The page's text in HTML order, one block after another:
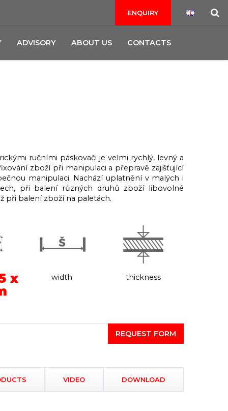
ENQUIRY
ADVISORY ABOUT US CONTACTS
ručními páskovači je velmi rychlý, levný a
zboží při manipulaci a přepravě zajišťující
manipulaci. Nachází uplatnění v malých i
při balení různých druhů zboží libovolné
při balení zboží na paletách.
x
width thickness
REQUEST FORM
VIDEO DOWNLOAD